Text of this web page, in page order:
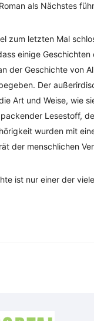
als Nächstes
zum letzten Mal
einige
der Geschichte von
Der
Art und Weise, wie
Lesestoff,
wurden mit
der menschlichen
ist nur einer der